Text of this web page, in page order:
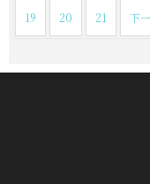
19 20 21 下